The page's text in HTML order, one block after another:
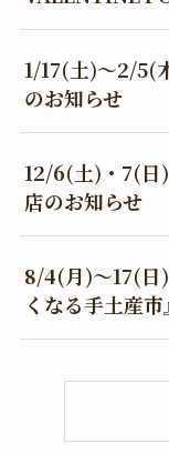
1/17(土)～2/5(
のお知らせ
12/6(土)・7(日
店のお知らせ
8/4(月)～17(日
くなる手土産